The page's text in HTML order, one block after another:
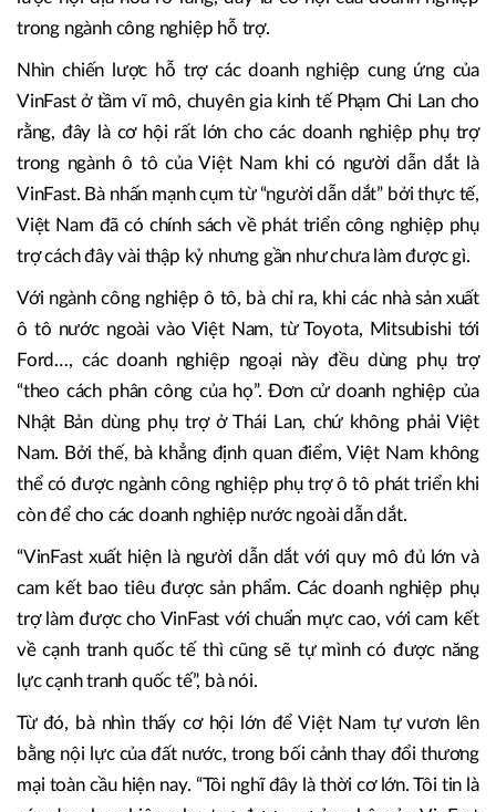
trong ngành công nghiệp hỗ trợ.
Nhìn chiến lược hỗ trợ các doanh nghiệp cung ứng của
VinFast ở tầm vĩ mô, chuyên gia kinh tế Phạm Chi Lan cho
rằng, đây là cơ hội rất lớn cho các doanh nghiệp phụ trợ
trong ngành ô tô của Việt Nam khi có người dẫn dắt là
VinFast. Bà nhấn mạnh cụm từ “người dẫn dắt” bởi thực tế,
Việt Nam đã có chính sách về phát triển công nghiệp phụ
trợ cách đây vài thập kỷ nhưng gần như chưa làm được gì.
Với ngành công nghiệp ô tô, bà chỉ ra, khi các nhà sản xuất
ô tô nước ngoài vào Việt Nam, từ Toyota, Mitsubishi tới
Ford…, các doanh nghiệp ngoại này đều dùng phụ trợ
“theo cách phân công của họ”. Đơn cử doanh nghiệp của
Nhật Bản dùng phụ trợ ở Thái Lan, chứ không phải Việt
Nam. Bởi thế, bà khẳng định quan điểm, Việt Nam không
thể có được ngành công nghiệp phụ trợ ô tô phát triển khi
còn để cho các doanh nghiệp nước ngoài dẫn dắt.
“VinFast xuất hiện là người dẫn dắt với quy mô đủ lớn và
cam kết bao tiêu được sản phẩm. Các doanh nghiệp phụ
trợ làm được cho VinFast với chuẩn mực cao, với cam kết
về cạnh tranh quốc tế thì cũng sẽ tự mình có được năng
lực cạnh tranh quốc tế”, bà nói.
Từ đó, bà nhìn thấy cơ hội lớn để Việt Nam tự vươn lên
bằng nội lực của đất nước, trong bối cảnh thay đổi thương
mại toàn cầu hiện nay. “Tôi nghĩ đây là thời cơ lớn. Tôi tin là